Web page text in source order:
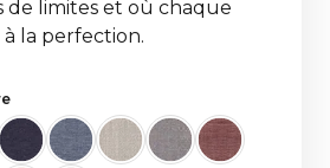
de limites et où chaque
la perfection.